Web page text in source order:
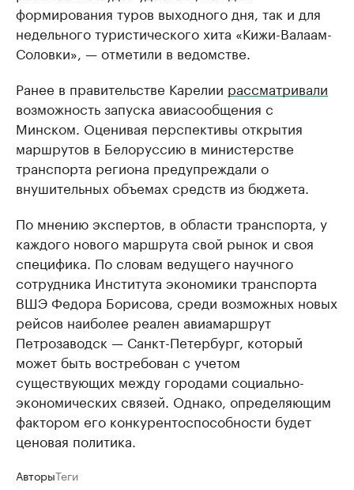
формирования туров выходного дня, так и для
недельного туристического хита «Кижи-Валаам-
Соловки», — отметили в ведомстве.
Ранее в правительстве Карелии рассматривали
возможность запуска авиасообщения с
Минском. Оценивая перспективы открытия
маршрутов в Белоруссию в министерстве
транспорта региона предупреждали о
внушительных объемах средств из бюджета.
По мнению экспертов, в области транспорта, у
каждого нового маршрута свой рынок и своя
специфика. По словам ведущего научного
сотрудника Института экономики транспорта
ВШЭ Федора Борисова, среди возможных новых
рейсов наиболее реален авиамаршрут
Петрозаводск — Санкт-Петербург, который
может быть востребован с учетом
существующих между городами социально-
экономических связей. Однако, определяющим
фактором его конкурентоспособности будет
ценовая политика.
АвторыТеги